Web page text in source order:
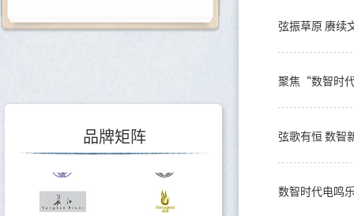
品牌矩阵 弦歌有恒 数智
数智时代电鸣